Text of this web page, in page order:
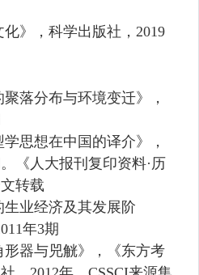
化》，科学出版社， 2019
聚落分布与环境变迁》，
学思想在中国的译介》，
《人大报刊复印资料·历
转载
生业经济及其发展阶
年3期
形器与兕觥》，《东方考